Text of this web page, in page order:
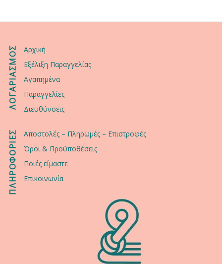
ΛΟΓΑΡΙΑΣΜΟΣ
Αρχική
Εξέλιξη Παραγγελίας
Αγαπημένα
Παραγγελίες
Διευθύνσεις
ΠΛΗΡΟΦΟΡΙΕΣ
Αποστολές – Πληρωμές – Επιστροφές
Όροι & Προϋποθέσεις
Ποιές είμαστε
Επικοινωνία